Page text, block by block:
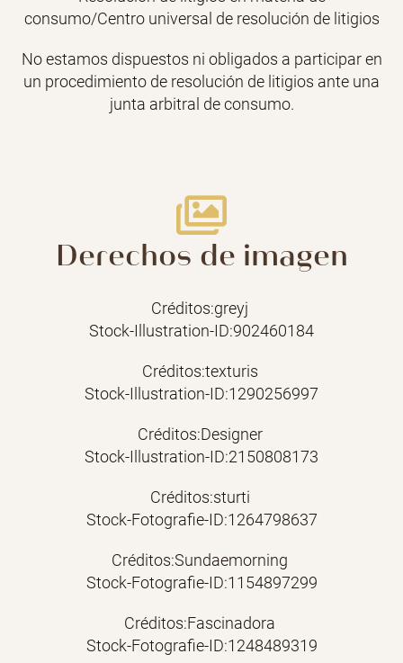
consumo/Centro universal de resolución de litigios
No estamos dispuestos ni obligados a participar en
un procedimiento de resolución de litigios ante una
junta arbitral de consumo.
Derechos de imagen
Créditos:greyj
Stock-Illustration-ID:902460184
Créditos:texturis
Stock-Illustration-ID:1290256997
Créditos:Designer
Stock-Illustration-ID:2150808173
Créditos:sturti
Stock-Fotografie-ID:1264798637
Créditos:Sundaemorning
Stock-Fotografie-ID:1154897299
Créditos:Fascinadora
Stock-Fotografie-ID:1248489319